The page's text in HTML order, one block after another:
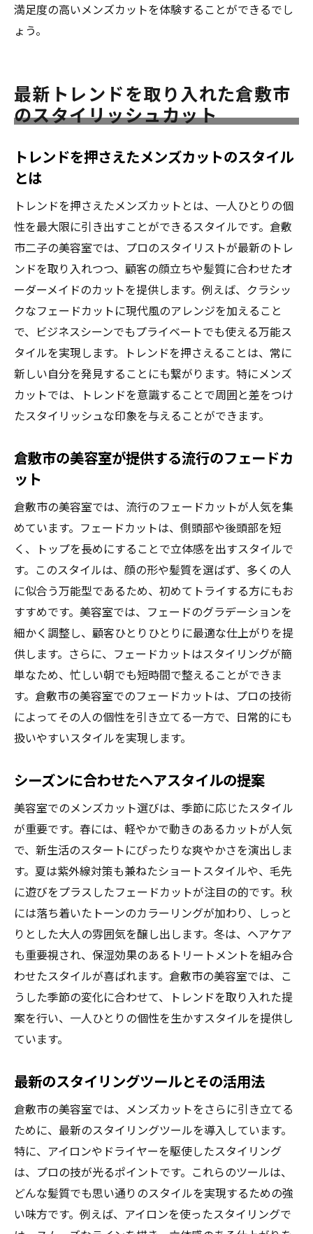
満足度の高いメンズカットを体験することができるでし
ょう。
最新トレンドを取り入れた倉敷市
のスタイリッシュカット
トレンドを押さえたメンズカットのスタイル
とは
トレンドを押さえたメンズカットとは、一人ひとりの個
性を最大限に引き出すことができるスタイルです。倉敷
市二子の美容室では、プロのスタイリストが最新のトレ
ンドを取り入れつつ、顧客の顔立ちや髪質に合わせたオ
ーダーメイドのカットを提供します。例えば、クラシッ
クなフェードカットに現代風のアレンジを加えること
で、ビジネスシーンでもプライベートでも使える万能ス
タイルを実現します。トレンドを押さえることは、常に
新しい自分を発見することにも繋がります。特にメンズ
カットでは、トレンドを意識することで周囲と差をつけ
たスタイリッシュな印象を与えることができます。
倉敷市の美容室が提供する流行のフェードカ
ット
倉敷市の美容室では、流行のフェードカットが人気を集
めています。フェードカットは、側頭部や後頭部を短
く、トップを長めにすることで立体感を出すスタイルで
す。このスタイルは、顔の形や髪質を選ばず、多くの人
に似合う万能型であるため、初めてトライする方にもお
すすめです。美容室では、フェードのグラデーションを
細かく調整し、顧客ひとりひとりに最適な仕上がりを提
供します。さらに、フェードカットはスタイリングが簡
単なため、忙しい朝でも短時間で整えることができま
す。倉敷市の美容室でのフェードカットは、プロの技術
によってその人の個性を引き立てる一方で、日常的にも
扱いやすいスタイルを実現します。
シーズンに合わせたヘアスタイルの提案
美容室でのメンズカット選びは、季節に応じたスタイル
が重要です。春には、軽やかで動きのあるカットが人気
で、新生活のスタートにぴったりな爽やかさを演出しま
す。夏は紫外線対策も兼ねたショートスタイルや、毛先
に遊びをプラスしたフェードカットが注目の的です。秋
には落ち着いたトーンのカラーリングが加わり、しっと
りとした大人の雰囲気を醸し出します。冬は、ヘアケア
も重要視され、保湿効果のあるトリートメントを組み合
わせたスタイルが喜ばれます。倉敷市の美容室では、こ
うした季節の変化に合わせて、トレンドを取り入れた提
案を行い、一人ひとりの個性を生かすスタイルを提供し
ています。
最新のスタイリングツールとその活用法
倉敷市の美容室では、メンズカットをさらに引き立てる
ために、最新のスタイリングツールを導入しています。
特に、アイロンやドライヤーを駆使したスタイリング
は、プロの技が光るポイントです。これらのツールは、
どんな髪質でも思い通りのスタイルを実現するための強
い味方です。例えば、アイロンを使ったスタイリングで